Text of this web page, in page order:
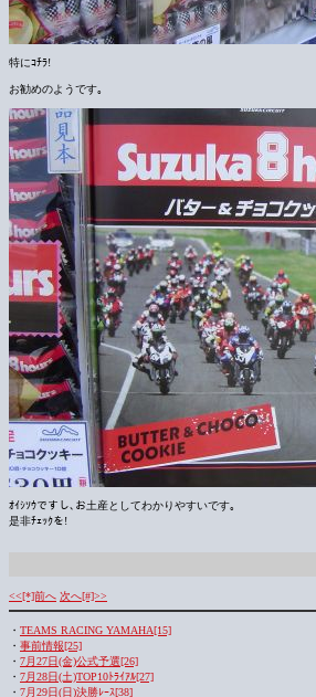
特にｺﾁﾗ!
お勧めのようです｡
ｵｲｼｿｳですし､お土産としてわかりやすいです｡
是非ﾁｪｯｸを!
<<[*]前へ 次へ[#]>>
・ TEAMS RACING YAMAHA[15]
・ 事前情報[25]
・ 7月27日(金)公式予選[26]
・ 7月28日(土)TOP10ﾄﾗｲｱﾙ[27]
・ 7月29日(日)決勝ﾚｰｽ[38]